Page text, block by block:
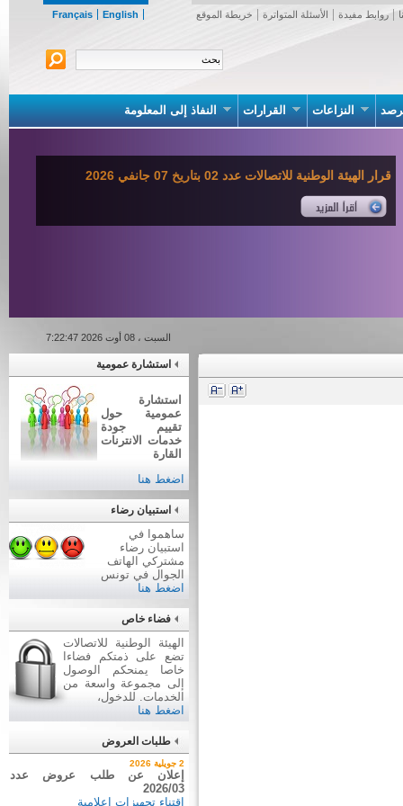
Français English روابط مفيدة الأسئلة المتواترة خريطة الموقع
النزاعات القرارات النفاذ إلى المعلومة
قرار الهيئة الوطنية للاتصالات عدد 02 بتاريخ 07 جانفي 2026
السبت ، 08 أوت 2026 7:22:47
استشارة عمومية
استشارة
عمومية حول
تقييم جودة
خدمات الانترنات
القارة
اضغط هنا
استبيان رضاء
ساهموا في
استبيان رضاء
مشتركي الهاتف
الجوال في تونس
اضغط هنا
فضاء خاص
الهيئة الوطنية للاتصالات
تضع على ذمتكم فضاءا
خاصا يمنحكم الوصول
إلى مجموعة واسعة من
الخدمات. للدخول،
اضغط هنا
طلبات العروض
نتيجة بيع وسائل نقل عن طريق
ظروف مغلقة عدد 01/2026
بيع وسائل نقل عن طريق ظروف
إعلان عن طلب عروض عدد
2026/03
اقتناء تجهيزات إعلامية